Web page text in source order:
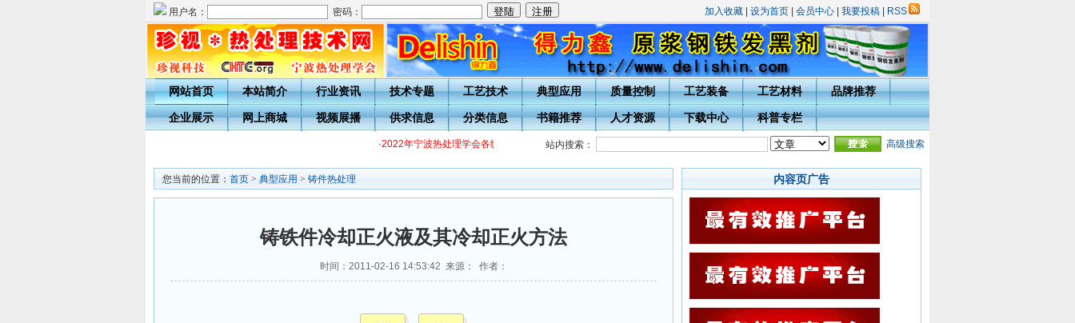
用户名： 密码： 加入收藏 设为首页 会员中心 我要投稿 RSS
网站首页 本站简介 行业资讯 技术专题 工艺技术 典型应用 质量控制 工艺装备 工艺材料 品牌推荐
企业展示 网上商城 视频展播 供求信息 分类信息 书籍推荐 人才资源 下载中心 科普专栏
2022年宁波热处理学会各级热处理工培训通知 · 关于开展20周年庆表彰评选活动的通知 热处理技术网投稿指南 ·宁波市热处理学会会员入会须知
站内搜索： 高级搜索
您当前的位置： 首页 > 典型应用 > 铸件热处理
铸铁件冷却正火液及其冷却正火方法
时间：2011-02-16 14:53:42 来源： 作者：
内容页广告